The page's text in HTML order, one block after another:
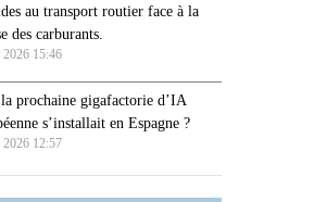
au transport routier face à la
des carburants.
2026 15:46
prochaine gigafactorie d’IA
s’installait en Espagne ?
2026 12:57